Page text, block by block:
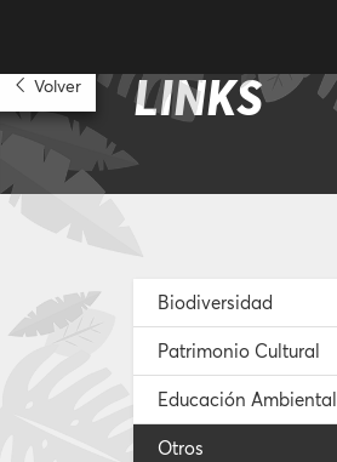
Volver LINKS
Biodiversidad
Patrimonio Cultural
Educación Ambiental
Otros